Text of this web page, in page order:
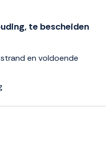
te bescheiden
en voldoende